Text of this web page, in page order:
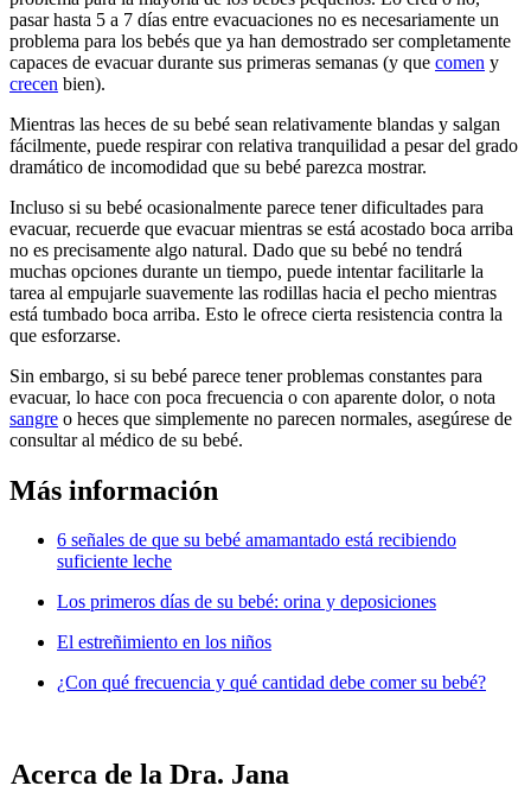
pasar hasta 5 a 7 días entre evacuaciones no es necesariamente un
problema para los bebés que ya han demostrado ser completamente
capaces de evacuar durante sus primeras semanas (y que comen y
crecen bien).
Mientras las heces de su bebé sean relativamente blandas y salgan
fácilmente, puede respirar con relativa tranquilidad a pesar del grado
dramático de incomodidad que su bebé parezca mostrar.
Incluso si su bebé ocasionalmente parece tener dificultades para
evacuar, recuerde que evacuar mientras se está acostado boca arriba
no es precisamente algo natural. Dado que su bebé no tendrá
muchas opciones durante un tiempo, puede intentar facilitarle la
tarea al empujarle suavemente las rodillas hacia el pecho mientras
está tumbado boca arriba. Esto le ofrece cierta resistencia contra la
que esforzarse.
Sin embargo, si su bebé parece tener problemas constantes para
evacuar, lo hace con poca frecuencia o con aparente dolor, o nota
sangre o heces que simplemente no parecen normales, asegúrese de
consultar al médico de su bebé.
Más información
6 señales de que su bebé amamantado está recibiendo
suficiente leche
Los primeros días de su bebé: orina y deposiciones
El estreñimiento en los niños
¿Con qué frecuencia y qué cantidad debe comer su bebé?
Acerca de la Dra. Jana